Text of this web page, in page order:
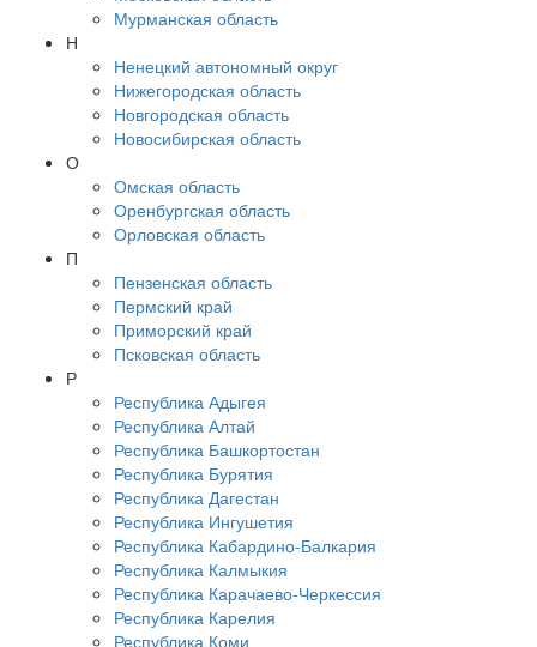
Мурманская область
Н
Ненецкий автономный округ
Нижегородская область
Новгородская область
Новосибирская область
О
Омская область
Оренбургская область
Орловская область
П
Пензенская область
Пермский край
Приморский край
Псковская область
Р
Республика Адыгея
Республика Алтай
Республика Башкортостан
Республика Бурятия
Республика Дагестан
Республика Ингушетия
Республика Кабардино-Балкария
Республика Калмыкия
Республика Карачаево-Черкессия
Республика Карелия
Республика Коми